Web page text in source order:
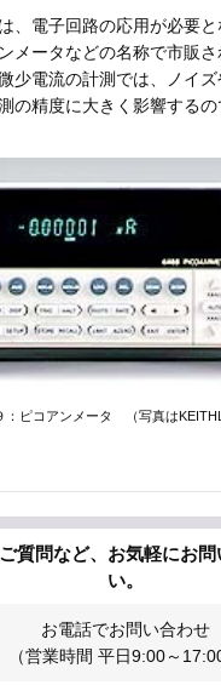
、電子回路の応用が必要
メータなどの名称で市販さ
少電流の計測では、ノイ
の精度に大きく影響する
：ピコアンメータ （写真は
質問など、お気軽にお問
い。
お電話でお問い合わせ
（営業時間 平日9:00～17:00